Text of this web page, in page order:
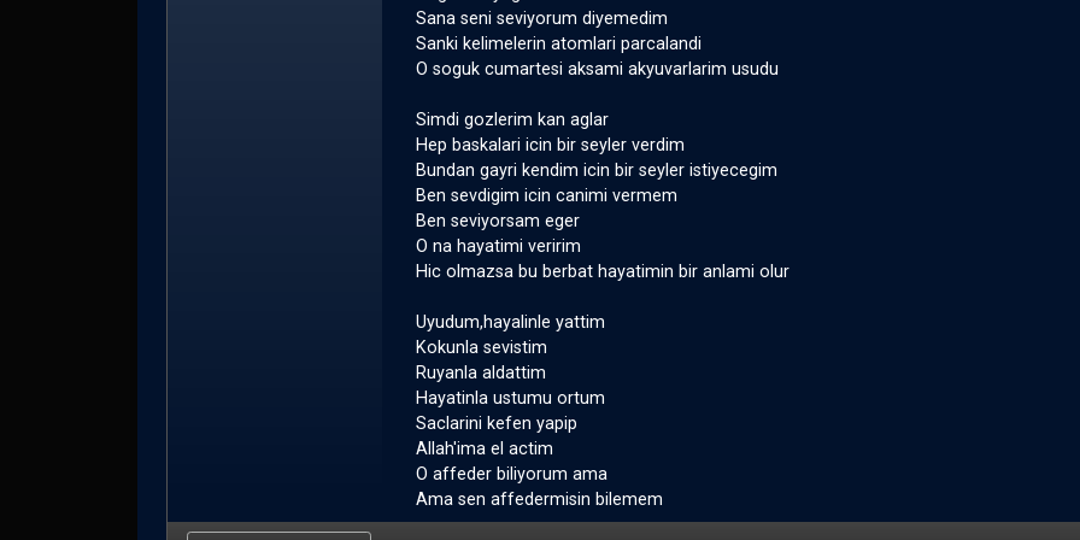
Sana seni seviyorum diyemedim
Sanki kelimelerin atomlari parcalandi
O soguk cumartesi aksami akyuvarlarim usudu
Simdi gozlerim kan aglar
Hep baskalari icin bir seyler verdim
Bundan gayri kendim icin bir seyler istiyecegim
Ben sevdigim icin canimi vermem
Ben seviyorsam eger
O na hayatimi veririm
Hic olmazsa bu berbat hayatimin bir anlami olur
Uyudum,hayalinle yattim
Kokunla sevistim
Ruyanla aldattim
Hayatinla ustumu ortum
Saclarini kefen yapip
Allah'ima el actim
O affeder biliyorum ama
Ama sen affedermisin bilemem